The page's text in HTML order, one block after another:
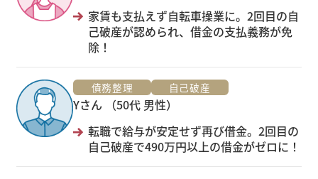
家賃も支払えず自転車操業に。2回目の自
己破産が認められ、借金の支払義務が免
除！
債務整理 自己破産
Yさん （50代 男性）
転職で給与が安定せず再び借金。2回目の
自己破産で490万円以上の借金がゼロに！